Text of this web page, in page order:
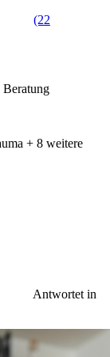
(22
Beratung
+ 8 weitere
Antwortet in